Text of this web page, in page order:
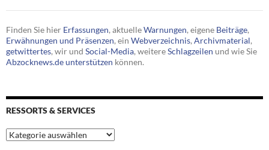
Finden Sie hier Erfassungen, aktuelleWarnungen, eigene Beiträge,
Erwähnungen und Präsenzen, ein Webverzeichnis, Archivmaterial,
getwittertes, wir und Social-Media, weitereSchlagzeilen und wie Sie
Abzocknews.de unterstützen können.
RESSORTS & SERVICES
Ressorts
&